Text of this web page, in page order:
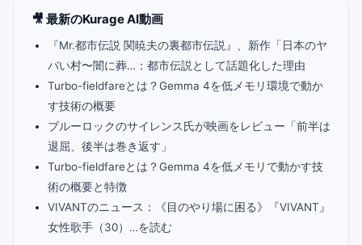
🎥 最新のKurage AI動画
『Mr.都市伝説 関暁夫の裏都市伝説』、新作「日本のヤ
バい村〜闇に葬…：都市伝説として話題化した理由
Turbo-fieldfareとは？Gemma 4を低メモリ環境で動か
す技術の概要
ブルーロックのサイレンス氏が映画をレビュー「前半は
退屈、後半は巻き返す」
Turbo-fieldfareとは？Gemma 4を低メモリで動かす技
術の概要と特徴
VIVANTのニュース：《目のやり場に困る》『VIVANT』
女性歌手（30）…を読む